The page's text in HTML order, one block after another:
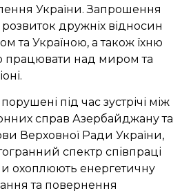
України. Запрошення
дружніх відносин
та Україною, а також їхню
працювати над миром та
під час зустрічі між
справ Азербайджану та
Верховної Ради України,
спектр співпраці
охоплюють енергетичну
та повернення